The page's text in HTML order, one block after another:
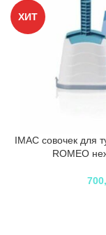
ХИТ
IMAC совочек для
ROMEO